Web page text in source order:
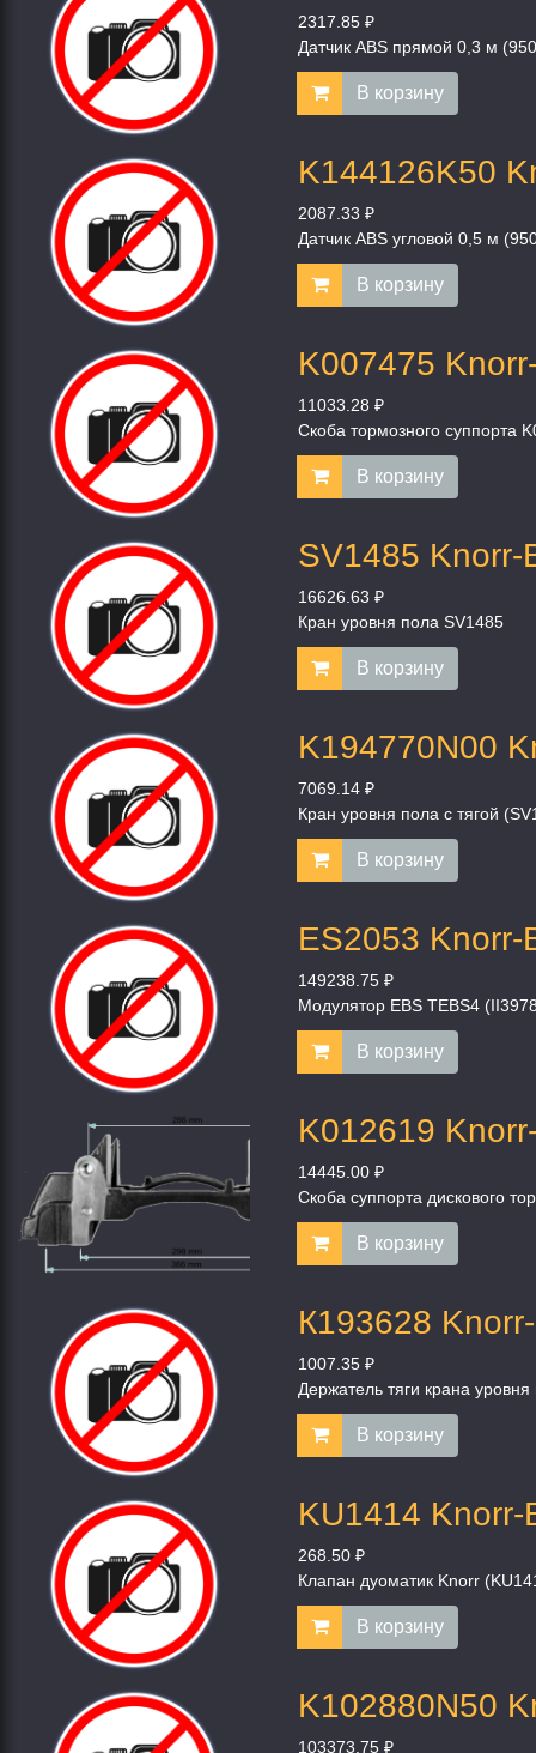
2317.85 ₽
Датчик ABS прямой 0,3 м
В корзину
K144126K50
2087.33 ₽
Датчик ABS угловой 0,5 м
В корзину
K007475
11033.28 ₽
Скоба тормозного суппорта
В корзину
SV1485 Knorr-
16626.63 ₽
Кран уровня пола SV1485
В корзину
K194770N00
7069.14 ₽
Кран уровня пола с тягой
В корзину
ES2053 Knorr-
149238.75 ₽
Модулятор EBS TEBS4
В корзину
K012619
14445.00 ₽
Скоба суппорта дискового
В корзину
К193628
1007.35 ₽
Держатель тяги крана
В корзину
KU1414 Knorr-
268.50 ₽
Клапан дуоматик Knorr
В корзину
K102880N50
103373.75 ₽